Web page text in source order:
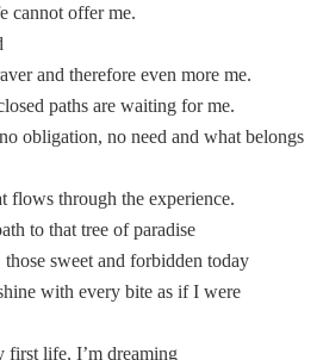
cannot offer me.
and therefore even more me.
paths are waiting for me.
obligation, no need and what belongs
flows through the experience.
to that tree of paradise
those sweet and forbidden today
with every bite as if I were
first life, I’m dreaming